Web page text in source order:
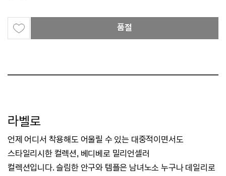
품절
라벨로
언제 어디서 착용해도 어울릴 수 있는 대중적이면서도
스타일리시한 컬렉션, 베디베로 밀리언셀러
컬렉션입니다.슬림한 안구와 템플은 남녀노소 누구나 데일리로